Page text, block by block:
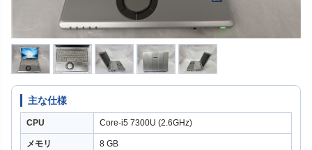
主な仕様
CPU Core-i5 7300U (2.6GHz)
メモリ 8 GB